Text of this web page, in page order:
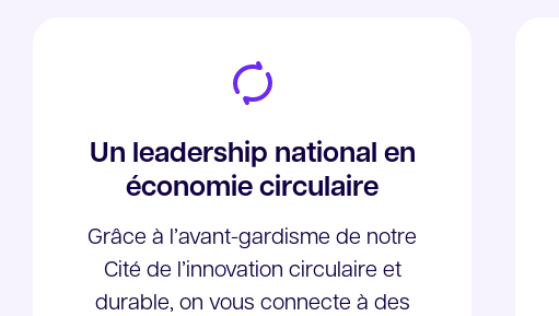
Un leadership national en
économie circulaire
Grâce à l’avant-gardisme de notre
Cité de l’innovation circulaire et
durable, on vous connecte à des